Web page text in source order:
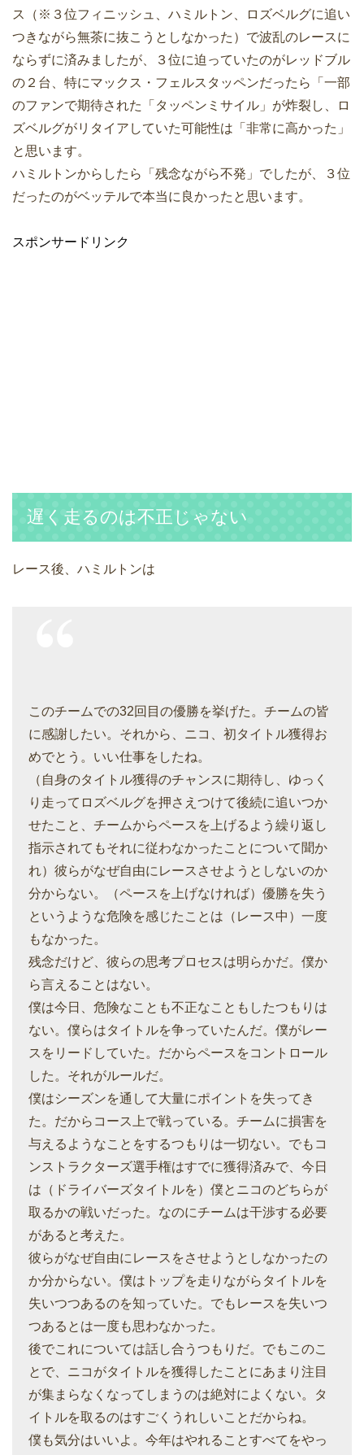
ス（※３位フィニッシュ、ハミルトン、ロズベルグに追い
つきながら無茶に抜こうとしなかった）で波乱のレースに
ならずに済みましたが、３位に迫っていたのがレッドブル
の２台、特にマックス・フェルスタッペンだったら「一部
のファンで期待された「タッペンミサイル」が炸裂し、ロ
ズベルグがリタイアしていた可能性は「非常に高かった」
と思います。
ハミルトンからしたら「残念ながら不発」でしたが、３位
だったのがベッテルで本当に良かったと思います。
スポンサードリンク
遅く走るのは不正じゃない
レース後、ハミルトンは
このチームでの32回目の優勝を挙げた。チームの皆
に感謝したい。それから、ニコ、初タイトル獲得お
めでとう。いい仕事をしたね。
（自身のタイトル獲得のチャンスに期待し、ゆっく
り走ってロズベルグを押さえつけて後続に追いつか
せたこと、チームからペースを上げるよう繰り返し
指示されてもそれに従わなかったことについて聞か
れ）彼らがなぜ自由にレースさせようとしないのか
分からない。（ペースを上げなければ）優勝を失う
というような危険を感じたことは（レース中）一度
もなかった。
残念だけど、彼らの思考プロセスは明らかだ。僕か
ら言えることはない。
僕は今日、危険なことも不正なこともしたつもりは
ない。僕らはタイトルを争っていたんだ。僕がレー
スをリードしていた。だからペースをコントロール
した。それがルールだ。
僕はシーズンを通して大量にポイントを失ってき
た。だからコース上で戦っている。チームに損害を
与えるようなことをするつもりは一切ない。でもコ
ンストラクターズ選手権はすでに獲得済みで、今日
は（ドライバーズタイトルを）僕とニコのどちらが
取るかの戦いだった。なのにチームは干渉する必要
があると考えた。
彼らがなぜ自由にレースをさせようとしなかったの
か分からない。僕はトップを走りながらタイトルを
失いつつあるのを知っていた。でもレースを失いつ
つあるとは一度も思わなかった。
後でこれについては話し合うつもりだ。でもこのこ
とで、ニコがタイトルを獲得したことにあまり注目
が集まらなくなってしまうのは絶対によくない。タ
イトルを取るのはすごくうれしいことだからね。
僕も気分はいいよ。今年はやれることすべてをやっ